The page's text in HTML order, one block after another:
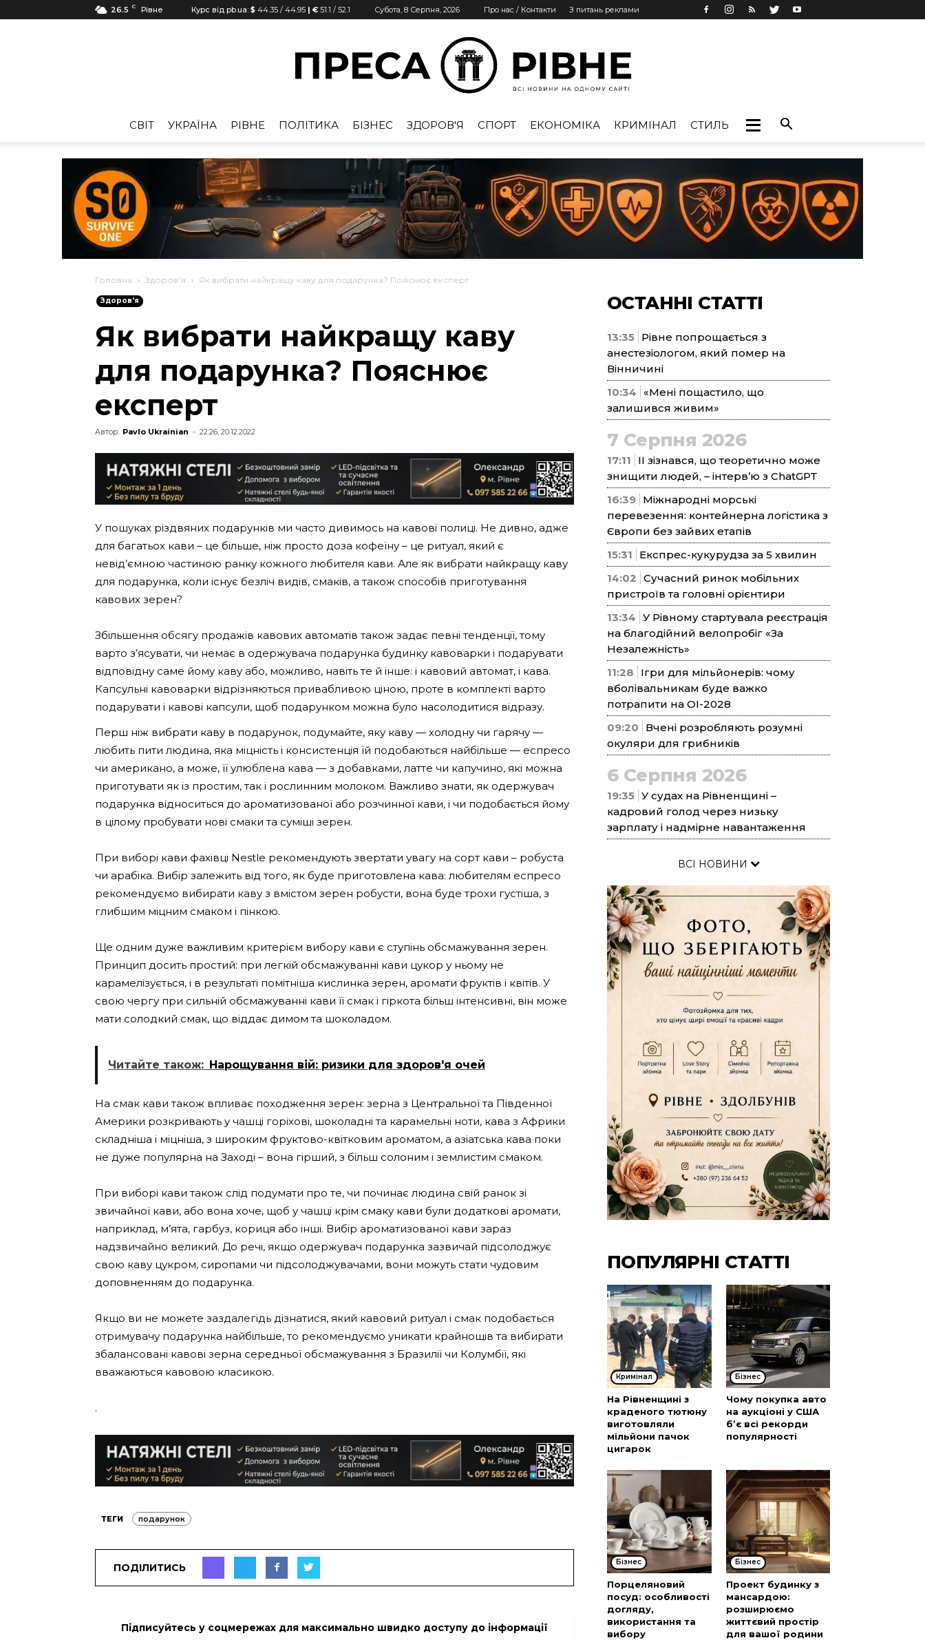
26.5 C Рівне Курс від pb.ua: $ 44.35 / 44.95 | € 51.1 / 52.1 Субота, 8 Серпня, 2026 Про нас / Контакти З питань реклами
Рівне
CВІТ УКРАЇНА РІВНЕ ПОЛІТИКА БІЗНЕС ЗДОРОВ'Я СПОРТ ЕКОНОМІКА КРИМІНАЛ СТИЛЬ
Головна Здоров'я Як вибрати найкращу каву для подарунка? Пояснює експерт
Здоров'я
Як вибрати найкращу каву
для подарунка? Пояснює
експерт
Автор: Pavlo Ukrainian - 22:26, 20.12.2022
У пошуках різдвяних подарунків ми часто дивимось на кавові полиці. Не дивно, адже
для багатьох кави – це більше, ніж просто доза кофеїну – це ритуал, який є
невід’ємною частиною ранку кожного любителя кави. Але як вибрати найкращу каву
для подарунка, коли існує безліч видів, смаків, а також способів приготування
кавових зерен?
Збільшення обсягу продажів кавових автоматів також задає певні тенденції, тому
варто з’ясувати, чи немає в одержувача подарунка будинку кавоварки і подарувати
відповідну саме йому каву або, можливо, навіть те й інше: і кавовий автомат, і кава.
Капсульні кавоварки відрізняються привабливою ціною, проте в комплекті варто
подарувати і кавові капсули, щоб подарунком можна було насолодитися відразу.
Перш ніж вибрати каву в подарунок, подумайте, яку каву — холодну чи гарячу —
любить пити людина, яка міцність і консистенція їй подобаються найбільше — еспресо
чи американо, а може, її улюблена кава — з добавками, латте чи капучино, які можна
приготувати як із простим, так і рослинним молоком. Важливо знати, як одержувач
подарунка відноситься до ароматизованої або розчинної кави, і чи подобається йому
в цілому пробувати нові смаки та суміші зерен.
При виборі кави фахівці Nestle рекомендують звертати увагу на сорт кави – робуста
чи арабіка. Вибір залежить від того, як буде приготовлена ​​кава: любителям еспресо
рекомендуємо вибирати каву з вмістом зерен робусти, вона буде трохи густіша, з
глибшим міцним смаком і пінкою.
Ще одним дуже важливим критерієм вибору кави є ступінь обсмажування зерен.
Принцип досить простий: при легкій обсмажуванні кави цукор у ньому не
карамелізується, і в результаті помітніша кислинка зерен, аромати фруктів і квітів. У
свою чергу при сильній обсмажуванні кави її смак і гіркота більш інтенсивні, він може
мати солодкий смак, що віддає димом та шоколадом.
Читайте також: Нарощування вій: ризики для здоров'я очей
На смак кави також впливає походження зерен: зерна з Центральної та Південної
Америки розкривають у чашці горіхові, шоколадні та карамельні ноти, кава з Африки
складніша і міцніша, з широким фруктово-квітковим ароматом, а азіатська кава поки
не дуже популярна на Заході – вона гірший, з більш солоним і землистим смаком.
При виборі кави також слід подумати про те, чи починає людина свій ранок зі
звичайної кави, або вона хоче, щоб у чашці крім смаку кави були додаткові аромати,
наприклад, м’ята, гарбуз, кориця або інші. Вибір ароматизованої кави зараз
надзвичайно великий. До речі, якщо одержувач подарунка зазвичай підсолоджує
свою каву цукром, сиропами чи підсолоджувачами, вони можуть стати чудовим
доповненням до подарунка.
Якщо ви не можете заздалегідь дізнатися, який кавовий ритуал і смак подобається
отримувачу подарунка найбільше, то рекомендуємо уникати крайнощів та вибирати
збалансовані кавові зерна середньої обсмажування з Бразилії чи Колумбії, які
вважаються кавовою класикою.
.
ТЕГИ подарунок
ПОДІЛИТИСЬ
Підписуйтесь у соцмережах для максимально швидко доступу до інформації
ОСТАННІ СТАТТІ
13:35 Рівне попрощається з
анестезіологом, який помер на
Вінничині
10:34
«Мені пощастило, що
залишився живим»
7 Серпня 2026
17:11
ІІ зізнався, що теоретично може
знищити людей, – інтерв’ю з ChatGPT
16:39 Міжнародні морські
перевезення: контейнерна логістика з
Європи без зайвих етапів
15:31
Експрес-кукурудза за 5 хвилин
14:02 Сучасний ринок мобільних
пристроїв та головні орієнтири
13:34 У Рівному стартувала реєстрація
на благодійний велопробіг «За
Незалежність»
11:28
Ігри для мільйонерів: чому
вболівальникам буде важко
потрапити на ОІ-2028
09:20
Вчені розробляють розумні
окуляри для грибників
6 Серпня 2026
19:35 У судах на Рівненщині –
кадровий голод через низьку
зарплату і надмірне навантаження
ВСІ НОВИНИ
ПОПУЛЯРНІ СТАТТІ
Кримінал
На Рівненщині з
краденого тютюну
виготовляли
мільйони пачок
цигарок
Бізнес
Чому покупка авто
на аукціоні у США
б’є всі рекорди
популярності
Бізнес
Порцеляновий
посуд: особливості
догляду,
використання та
вибору
Бізнес
Проект будинку з
мансардою:
розширюємо
життєвий простір
для вашої родини